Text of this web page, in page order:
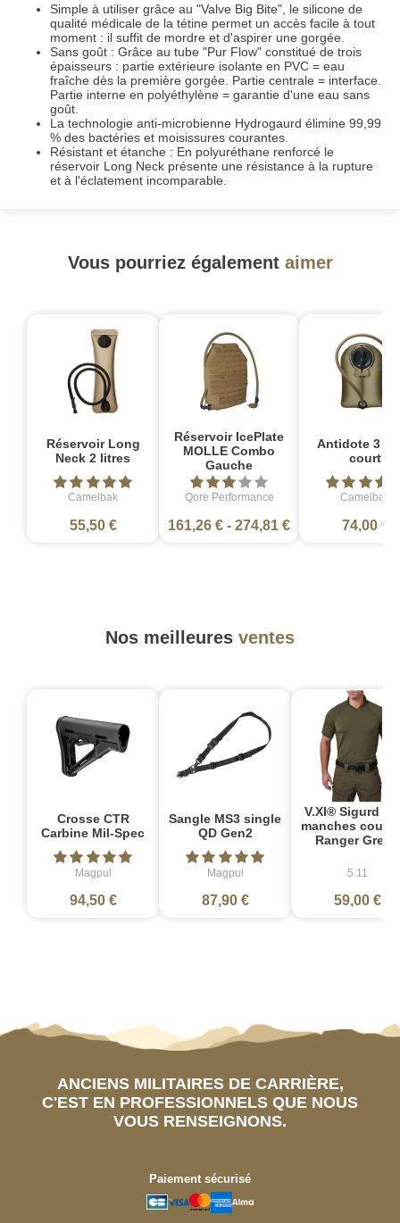
Simple à utiliser grâce au "Valve Big Bite", le silicone de
qualité médicale de la tétine permet un accès facile à tout
moment : il suffit de mordre et d'aspirer une gorgée.
Sans goût : Grâce au tube "Pur Flow" constitué de trois
épaisseurs : partie extérieure isolante en PVC = eau
fraîche dès la première gorgée. Partie centrale = interface.
Partie interne en polyéthylène = garantie d'une eau sans
goût.
La technologie anti-microbienne Hydrogaurd élimine 99,99
% des bactéries et moisissures courantes.
Résistant et étanche : En polyuréthane renforcé le
réservoir Long Neck présente une résistance à la rupture
et à l'éclatement incomparable.
Vous pourriez également aimer
Réservoir Long
Neck 2 litres
Camelbak
55,50 €
Réservoir IcePlate
MOLLE Combo
Gauche
Qore Performance
161,26 € - 274,81 €
Antidote 3
court
Camelbak
74,00 €
Nos meilleures ventes
Crosse CTR
Carbine Mil-Spec
Magpul
94,50 €
Sangle MS3 single
QD Gen2
Magpul
87,90 €
V.XI® Sigurd
manches
Ranger Green
5.11
59,00 €
ANCIENS MILITAIRES DE CARRIÈRE,
C'EST EN PROFESSIONNELS QUE NOUS
VOUS RENSEIGNONS.
Paiement sécurisé